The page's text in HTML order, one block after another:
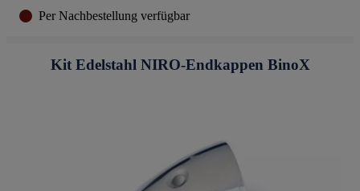
Per Nachbestellung verfügbar
Kit Edelstahl NIRO-Endkappen BinoX